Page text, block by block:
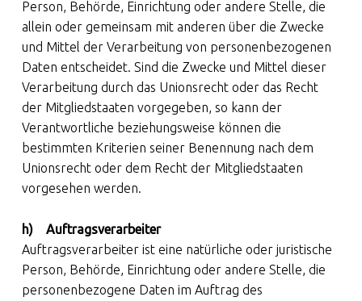
Person, Behörde, Einrichtung oder andere Stelle, die
allein oder gemeinsam mit anderen über die Zwecke
und Mittel der Verarbeitung von personenbezogenen
Daten entscheidet. Sind die Zwecke und Mittel dieser
Verarbeitung durch das Unionsrecht oder das Recht
der Mitgliedstaaten vorgegeben, so kann der
Verantwortliche beziehungsweise können die
bestimmten Kriterien seiner Benennung nach dem
Unionsrecht oder dem Recht der Mitgliedstaaten
vorgesehen werden.
h) Auftragsverarbeiter
Auftragsverarbeiter ist eine natürliche oder juristische
Person, Behörde, Einrichtung oder andere Stelle, die
personenbezogene Daten im Auftrag des